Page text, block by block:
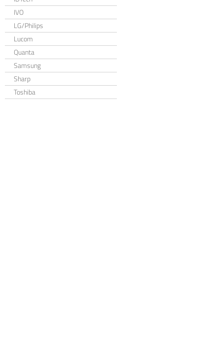
IVO
LG/Philips
Lucom
Quanta
Samsung
Sharp
Toshiba